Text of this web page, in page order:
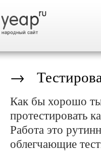
→
Как бы хорошо ты
протестировать
Работа это
облегчающие